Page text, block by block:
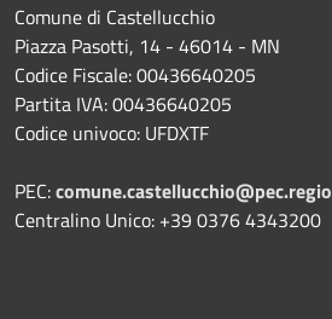
Comune di Castellucchio
Piazza Pasotti, 14 - 46014 - MN
Codice Fiscale: 00436640205
Partita IVA: 00436640205
Codice univoco: UFDXTF
PEC:
Centralino Unico: +39 0376 4343200